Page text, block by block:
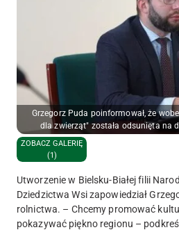
Grzegorz Puda poinformował, że
dla zwierząt" została odsunięta na
ZOBACZ GALERIĘ
(1)
Utworzenie w Bielsku-Białej filii
Dziedzictwa Wsi zapowiedział
rolnictwa. – Chcemy promować
pokazywać piękno regionu –